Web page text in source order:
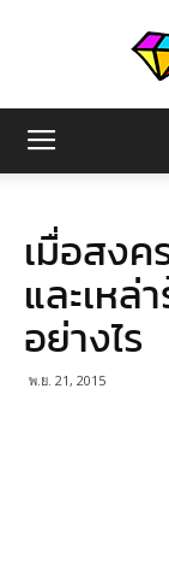
เมื่อสงค
และเหล่
อย่างไร
พ.ย. 21, 2015